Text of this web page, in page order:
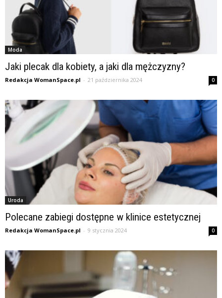
Moda
Jaki plecak dla kobiety, a jaki dla mężczyzny?
Redakcja WomanSpace.pl - 21 października 2024 0
Uroda
Polecane zabiegi dostępne w klinice estetycznej
Redakcja WomanSpace.pl - 9 stycznia 2024 0